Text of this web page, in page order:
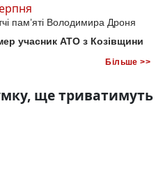
пам’яті Володимира Дроня
учасник АТО з Козівщини
Більше >>
ще триватимуть